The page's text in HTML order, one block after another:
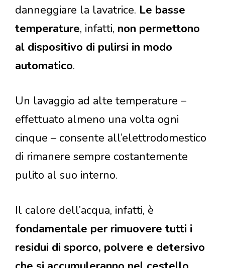
danneggiare la lavatrice. Le basse
temperature, infatti, non permettono
al dispositivo di pulirsi in modo
automatico.
Un lavaggio ad alte temperature –
effettuato almeno una volta ogni
cinque – consente all’elettrodomestico
di rimanere sempre costantemente
pulito al suo interno.
Il calore dell’acqua, infatti, è
fondamentale per rimuovere tutti i
residui di sporco, polvere e detersivo